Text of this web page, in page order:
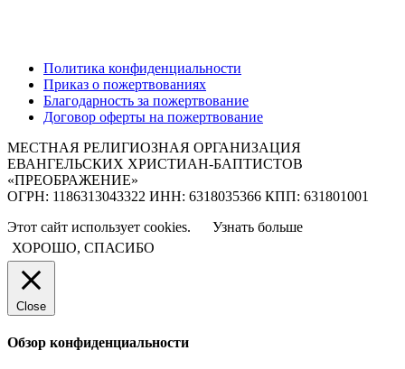
Политика конфиденциальности
Приказ о пожертвованиях
Благодарность за пожертвование
Договор оферты на пожертвование
МЕСТНАЯ РЕЛИГИОЗНАЯ ОРГАНИЗАЦИЯ
ЕВАНГЕЛЬСКИХ ХРИСТИАН-БАПТИСТОВ
«ПРЕОБРАЖЕНИЕ»
ОГРН: 1186313043322 ИНН: 6318035366 КПП: 631801001
Этот сайт использует cookies.
Узнать больше
ХОРОШО, СПАСИБО
Close
Обзор конфиденциальности